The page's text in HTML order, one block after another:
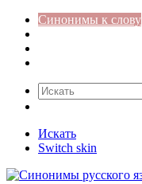
Синонимы к слову
Искать
Switch skin